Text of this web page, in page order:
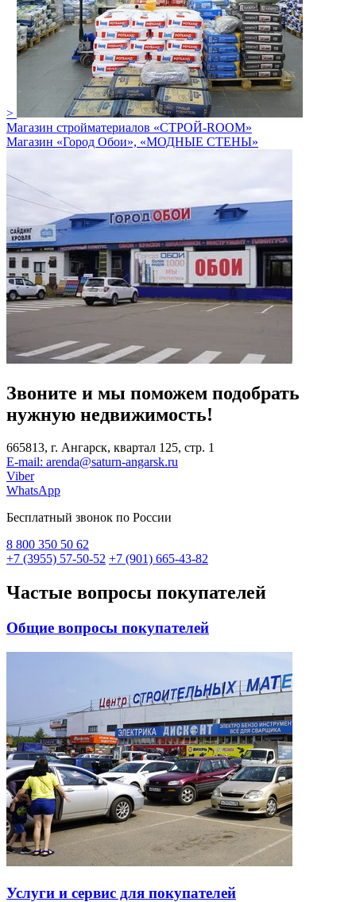
>
Магазин стройматериалов «СТРОЙ-ROOM»
Магазин «Город Обои», «МОДНЫЕ СТЕНЫ»
Звоните и мы поможем подобрать
нужную недвижимость!
665813, г. Ангарск, квартал 125, стр. 1
E-mail: arenda@saturn-angarsk.ru
Viber
WhatsApp
Бесплатный звонок по России
8 800 350 50 62
+7 (3955) 57-50-52 +7 (901) 665-43-82
Частые вопросы покупателей
Общие вопросы покупателей
Услуги и сервис для покупателей